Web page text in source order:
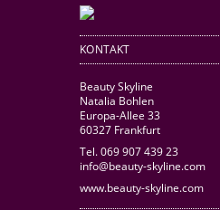
KONTAKT
Beauty Skyline
Natalia Bohlen
Europa-Allee 33
60327 Frankfurt
Tel. 069 907 439 23
info@beauty-skyline.com
www.beauty-skyline.com